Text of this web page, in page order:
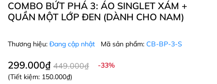
COMBO BỨT PHÁ 3: ÁO SINGLET XÁM +
QUẦN MỘT LỚP ĐEN (DÀNH CHO NAM)
Thương hiệu: Đang cập nhật Mã sản phẩm: CB-BP-3-S
299.000₫ 449.000₫
-33%
(Tiết kiệm: 150.000₫)